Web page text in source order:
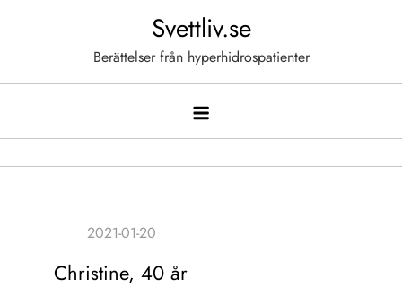
Svettliv.se
Berättelser från hyperhidrospatienter
Christine, 40 år